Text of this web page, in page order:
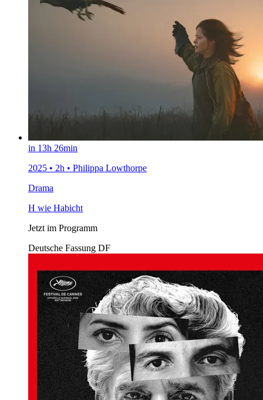
in 13h 26min
2025 • 2h • Philippa Lowthorpe
Drama
H wie Habicht
Jetzt im Programm
Deutsche Fassung DF